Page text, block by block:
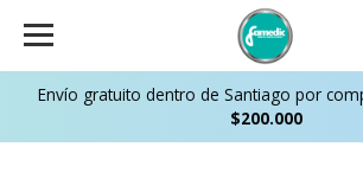
Envío gratuito dentro de Santiago por
$200.000